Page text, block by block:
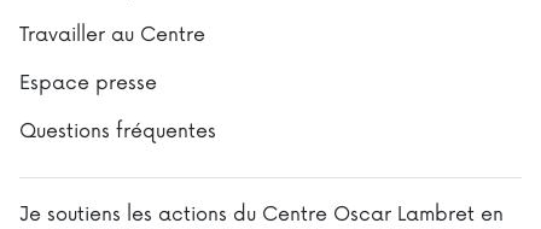
Travailler au Centre
Espace presse
Questions fréquentes
Je soutiens les actions du Centre Oscar Lambret en